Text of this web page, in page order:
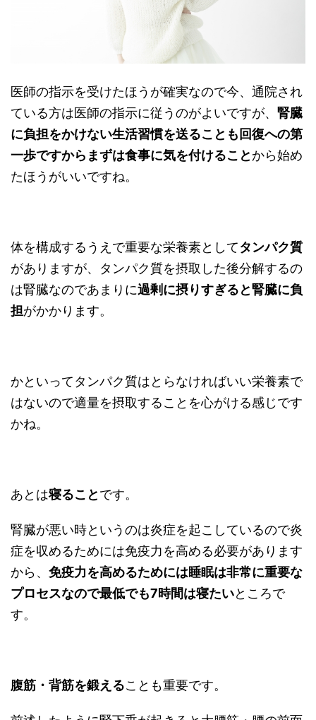
医師の指示を受けたほうが確実なので今、通院され
ている方は医師の指示に従うのがよいですが、 腎臓
に負担をかけない生活習慣を送ることも回復への第
一歩ですからまずは食事に気を付けることから始め
たほうがいいですね。
体を構成するうえで重要な栄養素としてタンパク質
がありますが、タンパク質を摂取した後分解するの
は腎臓なのであまりに過剰に摂りすぎると腎臓に負
担がかかります。
かといってタンパク質はとらなければいい栄養素で
はないので適量を摂取することを心がける感じです
かね。
あとは寝ることです。
腎臓が悪い時というのは炎症を起こしているので炎
症を収めるためには免疫力を高める必要があります
から、 免疫力を高めるためには睡眠は非常に重要な
プロセスなので最低でも7時間は寝たいところで
す。
腹筋・背筋を鍛えることも重要です。